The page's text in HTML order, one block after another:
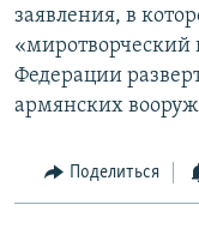
заявления, в
«миротворческий
Федерации
армянских
Поделиться